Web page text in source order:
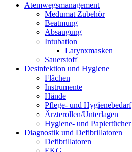
Atemwegsmanagement
Medumat Zubehör
Beatmung
Absaugung
Intubation
Larynxmasken
Sauerstoff
Desinfektion und Hygiene
Flächen
Instrumente
Hände
Pflege- und Hygienebedarf
Ärzterollen/Unterlagen
Hygiene- und Papiertücher
Diagnostik und Defibrillatoren
Defibrillatoren